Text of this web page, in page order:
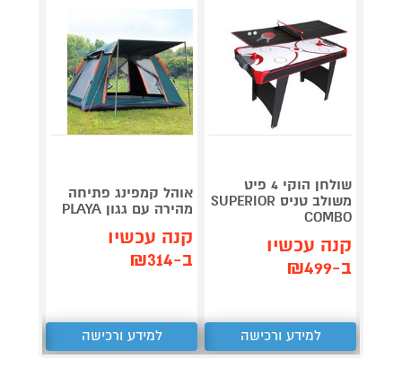
שולחן הוקי 4 פיט
משולב טניס SUPERIOR
COMBO
קנה עכשיו
ב-₪499
למידע ורכישה
אוהל קמפינג פתיחה
מהירה עם גגון PLAYA
קנה עכשיו
ב-₪314
למידע ורכישה